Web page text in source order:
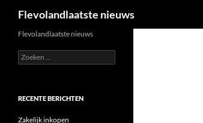
Flevolandlaatste nieuws
Flevolandlaatste nieuws
Zoeken
naar:
RECENTE BERICHTEN
Zakelijk inkopen